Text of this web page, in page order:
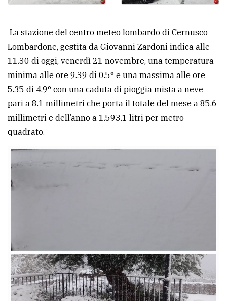
La stazione del centro meteo lombardo di Cernusco
Lombardone, gestita da Giovanni Zardoni indica alle
11.30 di oggi, venerdì 21 novembre, una temperatura
minima alle ore 9.39 di 0.5° e una massima alle ore
5.35 di 4.9° con una caduta di pioggia mista a neve
pari a 8.1 millimetri che porta il totale del mese a 85.6
millimetri e dell’anno a 1.593.1 litri per metro
quadrato.